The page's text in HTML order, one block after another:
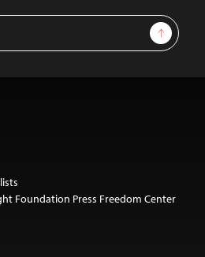
Sign Up
Foundation Press Freedom Center